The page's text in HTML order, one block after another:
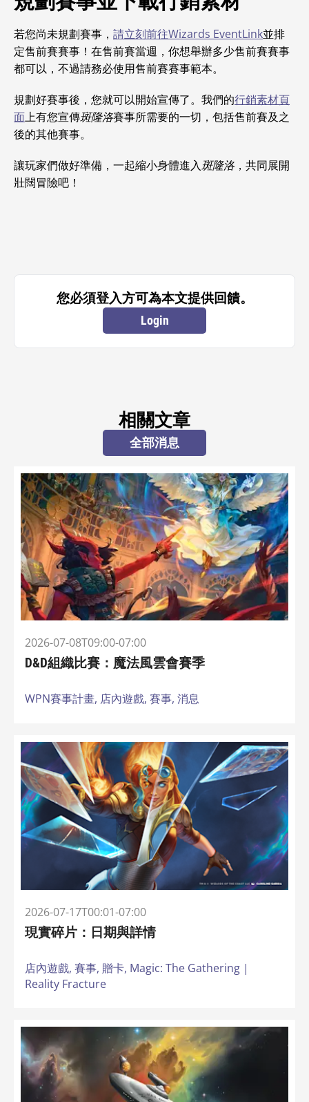
若您尚未規劃賽事， 請立刻前往Wizards EventLink並排
定售前賽賽事！在售前賽當週，你想舉辦多少售前賽賽事
都可以，不過請務必使用售前賽賽事範本。
規劃好賽事後，您就可以開始宣傳了。我們的行銷素材頁
面上有您宣傳斑隆洛賽事所需要的一切，包括售前賽及之
後的其他賽事。
讓玩家們做好準備，一起縮小身體進入斑隆洛 ，共同展開
壯闊冒險吧！
您必須登入方可為本文提供回饋。
Login
相關文章
全部消息
2026-07-08T09:00-07:00
D&D組織比賽：魔法風雲會賽季
WPN賽事計畫, 店內遊戲, 賽事, 消息
2026-07-17T00:01-07:00
現實碎片：日期與詳情
店內遊戲, 賽事, 贈卡, Magic: The Gathering |
Reality Fracture